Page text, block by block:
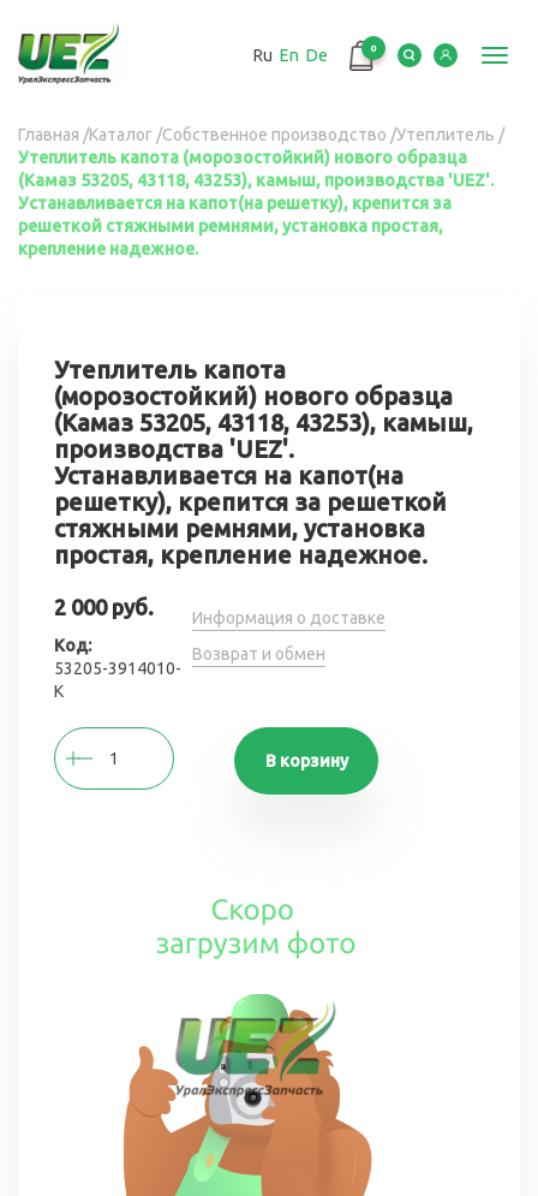
основному
содержанию
Ru En De 0
Вы
здесь
Главная /Каталог /Собственное производство /Утеплитель /
Утеплитель капота (морозостойкий) нового образца
(Камаз 53205, 43118, 43253), камыш, производства 'UEZ'.
Устанавливается на капот(на решетку), крепится за
решеткой стяжными ремнями, установка простая,
крепление надежное.
Утеплитель капота
(морозостойкий) нового образца
(Камаз 53205, 43118, 43253), камыш,
производства 'UEZ'.
Устанавливается на капот(на
решетку), крепится за решеткой
стяжными ремнями, установка
простая, крепление надежное.
2 000 руб.
Код:
53205-3914010-
К
Информация о доставке
Возврат и обмен
В корзину